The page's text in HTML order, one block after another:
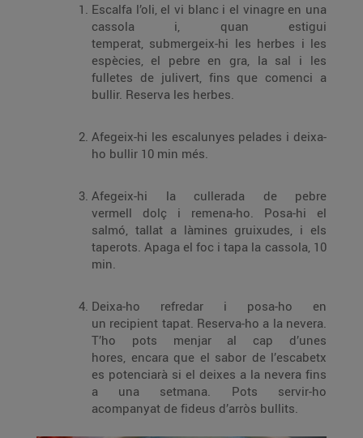
Escalfa l’oli, el vi blanc i el vinagre en una
cassola i, quan estigui
temperat, submergeix-hi les herbes i les
espècies, el pebre en gra, la sal i les
fulletes de julivert, fins que comenci a
bullir. Reserva les herbes.
Afegeix-hi les escalunyes pelades i deixa-
ho bullir 10 min més.
Afegeix-hi la cullerada de pebre
vermell dolç i remena-ho. Posa-hi el
salmó, tallat a làmines gruixudes, i els
taperots. Apaga el foc i tapa la cassola, 10
min.
Deixa-ho refredar i posa-ho en
un recipient tapat. Reserva-ho a la nevera.
T’ho pots menjar al cap d’unes
hores, encara que el sabor de l’escabetx
es potenciarà si el deixes a la nevera fins
a una setmana. Pots servir-ho
acompanyat de fideus d’arròs bullits.